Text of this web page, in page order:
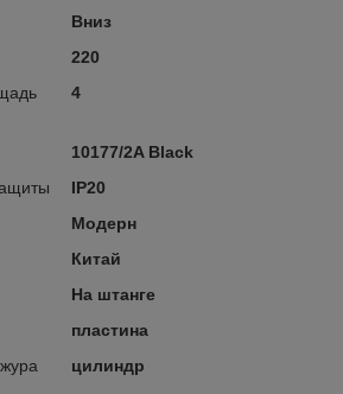
Вниз
220
4
10177/2A Black
IP20
Модерн
Китай
На штанге
пластина
цилиндр